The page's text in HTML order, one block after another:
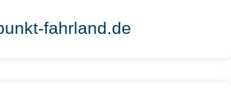
fahrland.de